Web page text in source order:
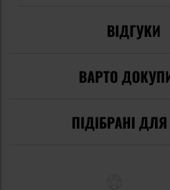
ВІДГУКИ
ВАРТО
ПІДІБРАНІ